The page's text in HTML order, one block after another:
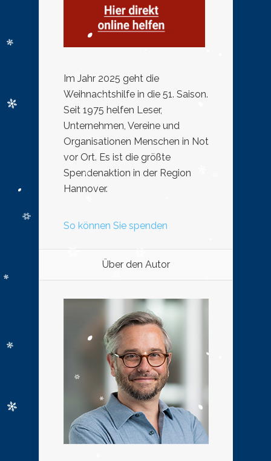
Im Jahr 2025 geht die
Weihnachtshilfe in die 51. Saison.
Seit 1975 helfen Leser,
Unternehmen, Vereine und
Organisationen Menschen in Not
vor Ort. Es ist die größte
Spendenaktion in der Region
Hannover.
So können Sie spenden
Über den Autor